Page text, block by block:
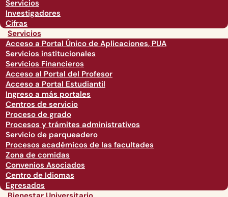
Servicios
Investigadores
Cifras
Servicios
Acceso a Portal Único de Aplicaciones, PUA
Servicios institucionales
Servicios Financieros
Acceso al Portal del Profesor
Acceso a Portal Estudiantil
Ingreso a más portales
Centros de servicio
Proceso de grado
Procesos y trámites administrativos
Servicio de parqueadero
Procesos académicos de las facultades
Zona de comidas
Convenios Asociados
Centro de Idiomas
Egresados